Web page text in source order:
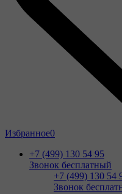
Избранное0
+7 (499) 130 54 95
Звонок бесплатный
+7 (499) 130 54
Звонок